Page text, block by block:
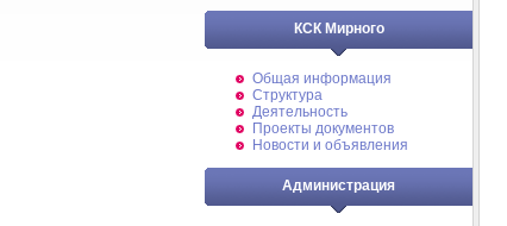
КСК Мирного
Общая информация
Структура
Деятельность
Проекты документов
Новости и объявления
Администрация